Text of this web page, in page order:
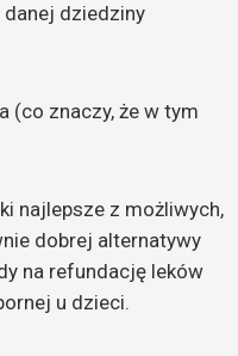
dziedziny
(co znaczy, że w tym
najlepsze z możliwych,
dobrej alternatywy
na refundację leków
u dzieci.